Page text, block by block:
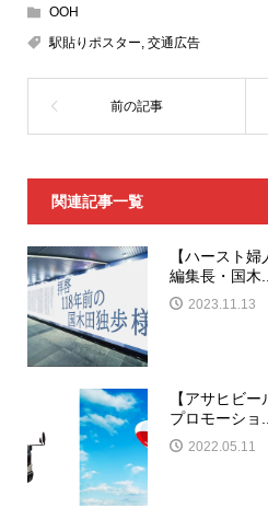
OOH
駅貼りポスター, 交通広告
関連記事一覧
【ハースト
編集長・国木...
2023.11.13
【アサヒビ
プロモーショ...
2022.05.11